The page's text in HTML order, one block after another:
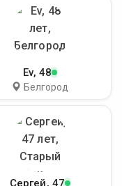
Ev, 48
Белгород
Сергей, 47